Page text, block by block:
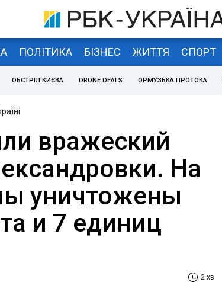
ПОЛІТИКА БІЗНЕС ЖИТТЯ СПОРТ
ОБСТРІЛ КИЄВА DRONE DEALS ОРМУЗЬКА ПРОТОКА
вражеский
На
уничтожены
и 7 единиц
2 хв